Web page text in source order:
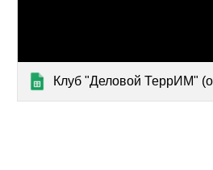
Клуб "Деловой ТеррИМ"